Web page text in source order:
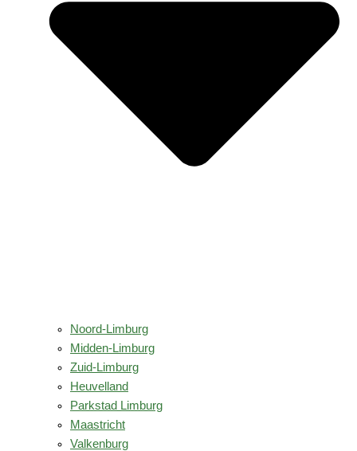
Noord-Limburg
Midden-Limburg
Zuid-Limburg
Heuvelland
Parkstad Limburg
Maastricht
Valkenburg